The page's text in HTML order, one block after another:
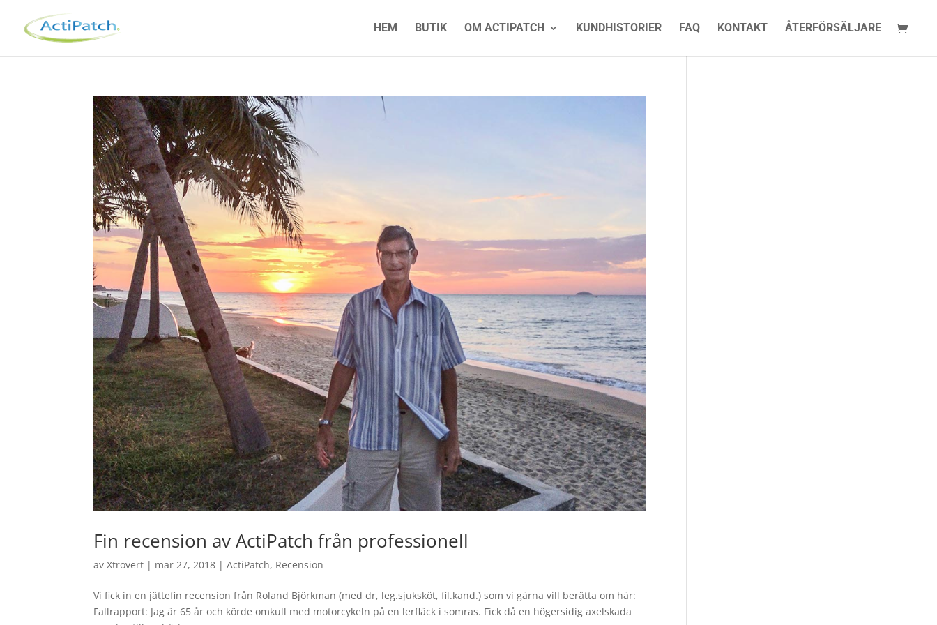
HEM BUTIK OM ACTIPATCH KUNDHISTORIER FAQ KONTAKT ÅTERFÖRSÄLJARE
Fin recension av ActiPatch från professionell
avXtrovert | mar 27, 2018 |ActiPatch, Recension
Vi fick in en jättefin recension från Roland Björkman (med dr, leg.sjuksköt, fil.kand.) som vi gärna vill berätta om här:
Fallrapport: Jag är 65 år och körde omkull med motorcykeln på en lerfläck i somras. Fick då en högersidig axelskada